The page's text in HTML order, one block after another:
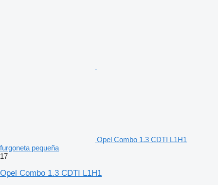
Opel Combo 1.3 CDTI L1H1
furgoneta pequeña
17
Opel Combo 1.3 CDTI L1H1